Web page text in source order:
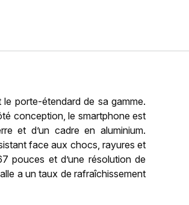
porte-étendard de sa gamme.
conception, le smartphone est
et d’un cadre en aluminium.
face aux chocs, rayures et
pouces et d’une résolution de
a un taux de rafraîchissement